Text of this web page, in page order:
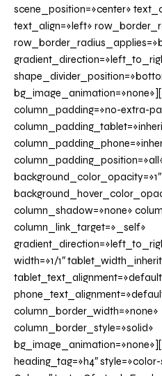
scene_position=»center»
text_align=»left»
column_padding=»no-extra-
background_color_opacity=»1″
column_shadow=»none»
column_link_target=»_self»
width=»1/1″
column_border_width=»none»
column_border_style=»solid»
heading_tag=»h4″